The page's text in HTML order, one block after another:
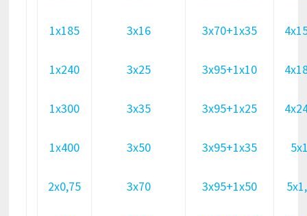
1х185
1х240
1х300
1х400
2х0,75
3х16
3х25
3х35
3х50
3х70
3х70+1х35
3х95+1х10
3х95+1х25
3х95+1х35
3х95+1х50